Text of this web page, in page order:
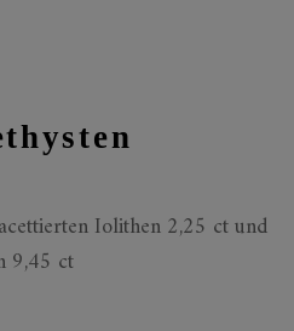
Iolithen 2,25 ct und
9,45 ct